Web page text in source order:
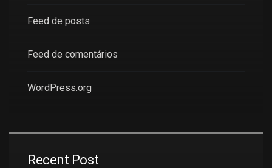
Feed de posts
Feed de comentários
WordPress.org
Recent Post